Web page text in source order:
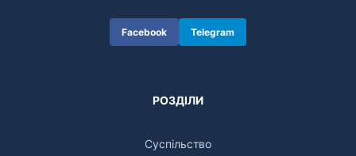
Facebook Telegram
РОЗДІЛИ
Суспільство